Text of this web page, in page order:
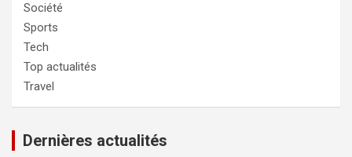
Société
Sports
Tech
Top actualités
Travel
Dernières actualités